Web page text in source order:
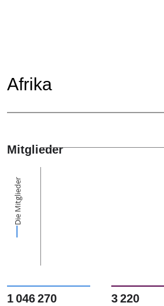
Afrika
Mitglieder
Die Mitglieder
1 046 270 3 220